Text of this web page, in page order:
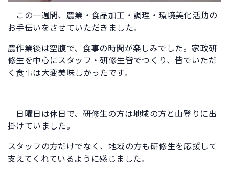
この一週間、農業・食品加工・調理・環境美化活動の
お手伝いをさせていただきました。
農作業後は空腹で、食事の時間が楽しみでした。家政研
修生を中心にスタッフ・研修生皆でつくり、皆でいただ
く食事は大変美味しかったです。
日曜日は休日で、研修生の方は地域の方と山登りに出
掛けていました。
スタッフの方だけでなく、地域の方も研修生を応援して
支えてくれているように感じました。